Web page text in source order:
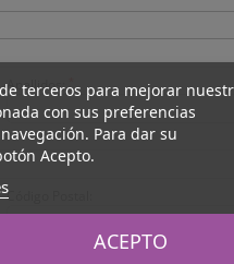
Apellidos:
Código Postal:
terceros para mejorar
con sus preferencias
Para dar su
Acepto.
ACEPTO